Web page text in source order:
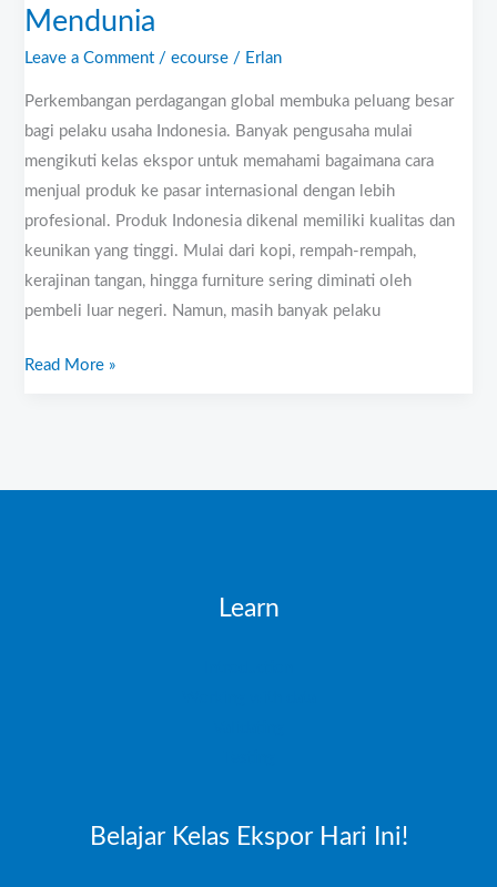
Mendunia
Leave a Comment /ecourse / Erlan
Perkembangan perdagangan global membuka peluang besar
bagi pelaku usaha Indonesia. Banyak pengusaha mulai
mengikuti kelas ekspor untuk memahami bagaimana cara
menjual produk ke pasar internasional dengan lebih
profesional. Produk Indonesia dikenal memiliki kualitas dan
keunikan yang tinggi. Mulai dari kopi, rempah-rempah,
kerajinan tangan, hingga furniture sering diminati oleh
pembeli luar negeri. Namun, masih banyak pelaku
Read More »
Learn
Belajar Kelas Ekspor Hari Ini!